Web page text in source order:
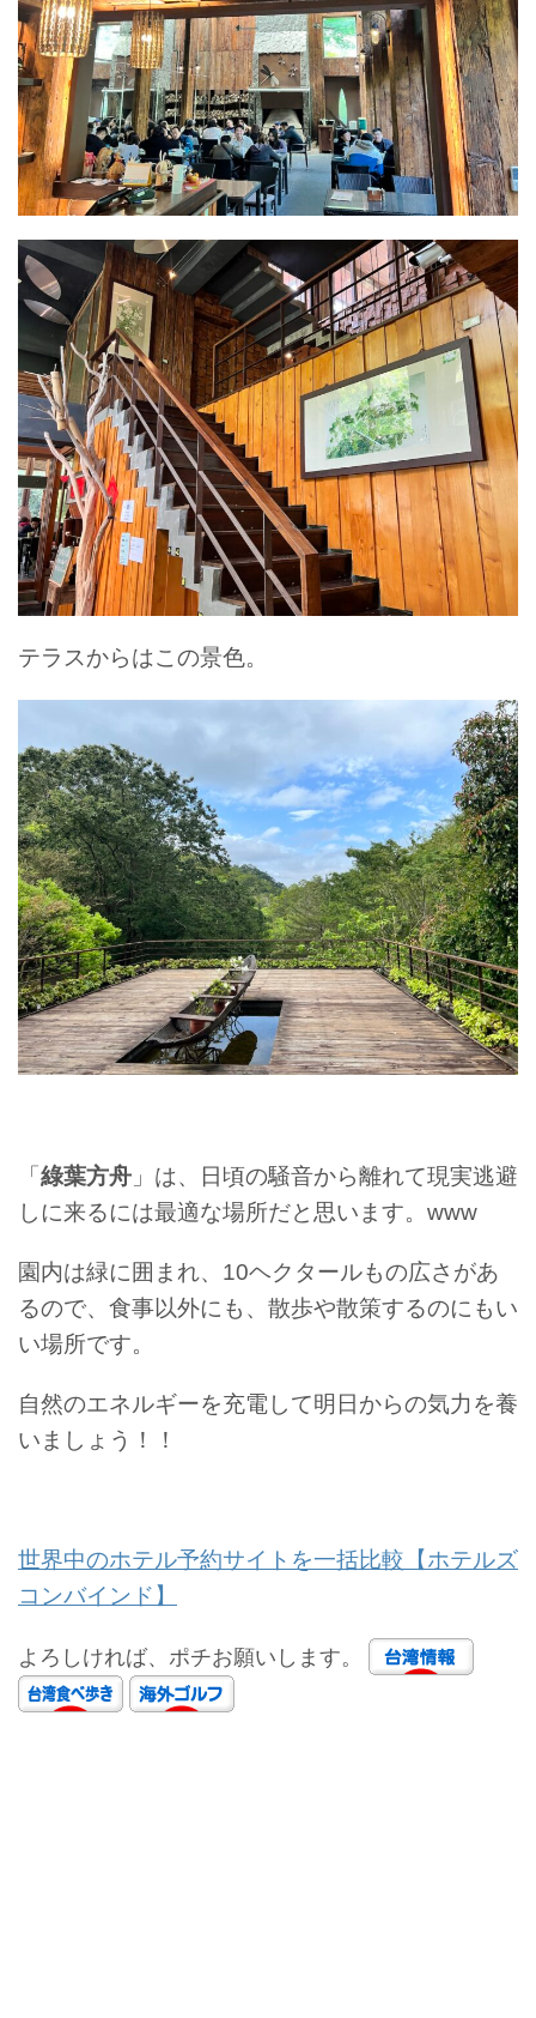
テラスからはこの景色。
「 綠葉方舟 」は、日頃の騒音から離れて現実逃避
しに来るには最適な場所だと思います。www
園内は緑に囲まれ、10ヘクタールもの広さがあ
るので、食事以外にも、散歩や散策するのにもい
い場所です。
自然のエネルギーを充電して明日からの気力を養
いましょう！！
世界中のホテル予約サイトを一括比較【ホテルズ
コンバインド】
よろしければ、ポチお願いします。